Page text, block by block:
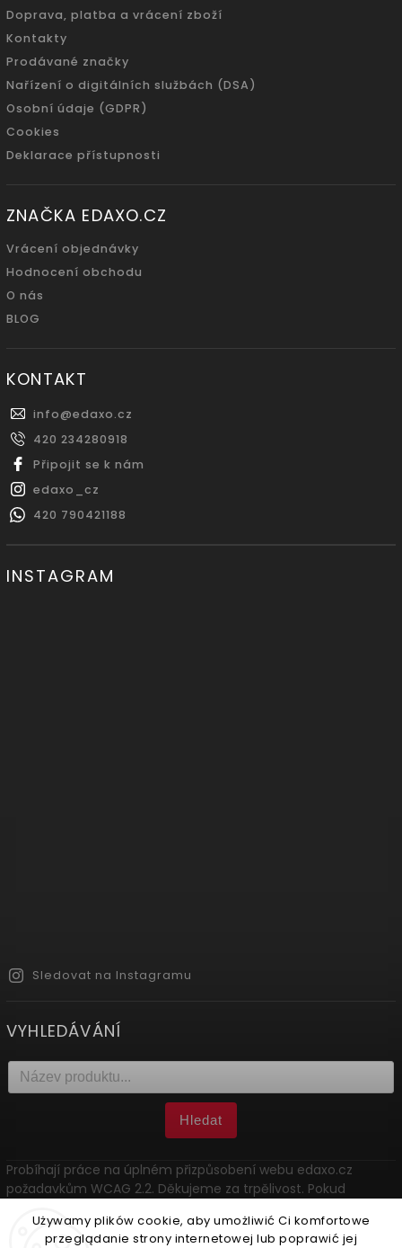
Używamy plików cookie, aby umożliwić Ci komfortowe
przeglądanie strony internetowej lub poprawić jej
Doprava, platba a vrácení zboží
Kontakty
Prodávané značky
Nařízení o digitálních službách (DSA)
Osobní údaje (GDPR)
Cookies
Deklarace přístupnosti
ZNAČKA EDAXO.CZ
Vrácení objednávky
Hodnocení obchodu
O nás
BLOG
KONTAKT
info@edaxo.cz
420 234280918
Připojit se k nám
edaxo_cz
420 790421188
INSTAGRAM
Sledovat na Instagramu
VYHLEDÁVÁNÍ
Hledat
Probíhají práce na úplném přizpůsobení webu edaxo.cz
požadavkům WCAG 2.2. Děkujeme za trpělivost. Pokud